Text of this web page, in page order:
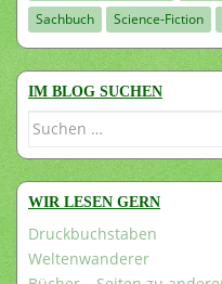
Sachbuch
Science-Fiction
IM BLOG SUCHEN
Suchen
WIR LESEN GERN
Druckbuchstaben
Weltenwanderer